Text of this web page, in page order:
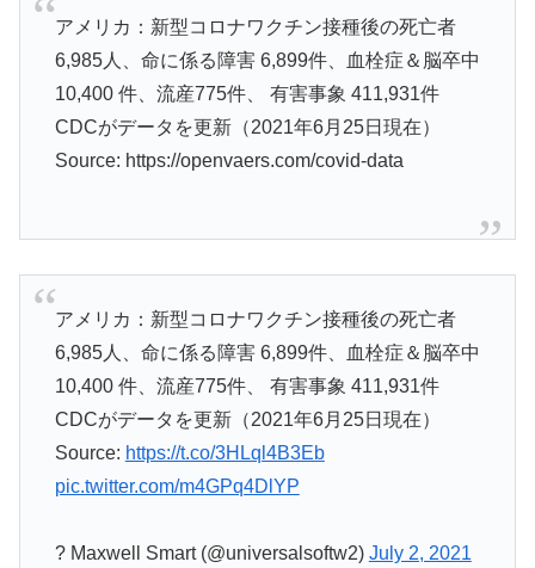
アメリカ：新型コロナワクチン接種後の死亡者
6,985人、命に係る障害 6,899件、血栓症＆脳卒中
10,400 件、流産775件、 有害事象 411,931件
CDCがデータを更新（2021年6月25日現在）
Source: https://openvaers.com/covid-data
アメリカ：新型コロナワクチン接種後の死亡者
6,985人、命に係る障害 6,899件、血栓症＆脳卒中
10,400 件、流産775件、 有害事象 411,931件
CDCがデータを更新（2021年6月25日現在）
Source: https://t.co/3HLql4B3Eb
pic.twitter.com/m4GPq4DlYP
? Maxwell Smart (@universalsoftw2) July 2, 2021